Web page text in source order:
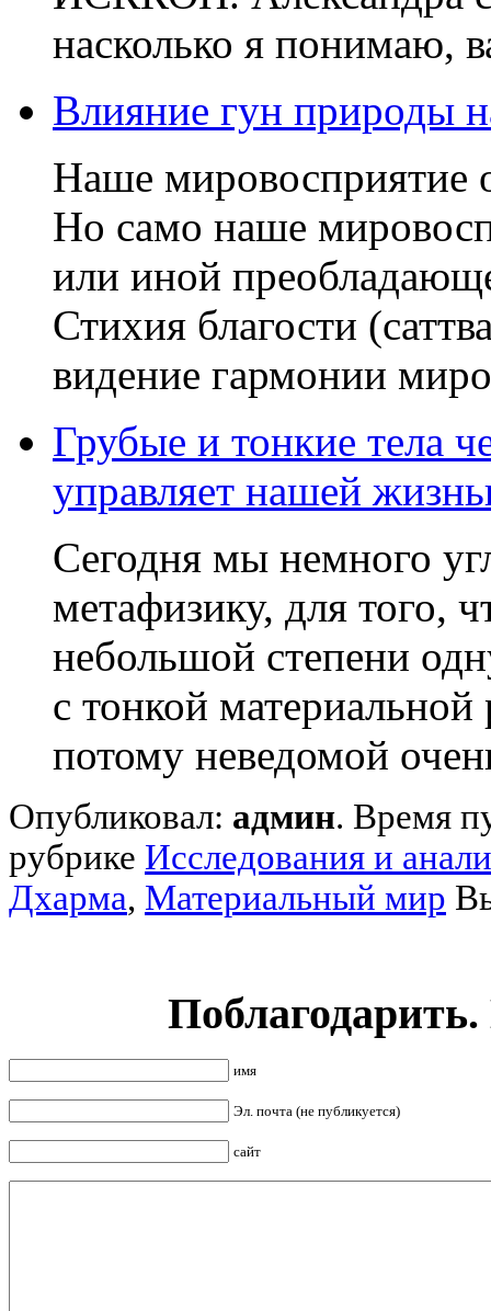
насколько я понимаю,
Влияние гун природы
Наше мировосприятие
Но само наше
или иной
Стихия благости
видение гармонии
Грубые и тонкие тела
управляет нашей
Сегодня мы немного
метафизику, для того,
небольшой степени
с тонкой
потому неведомой
Опубликовал: админ. Время
рубрике Исследования и
Дхарма, Материальный мир
имя
Эл. почта (не публикуется)
сайт